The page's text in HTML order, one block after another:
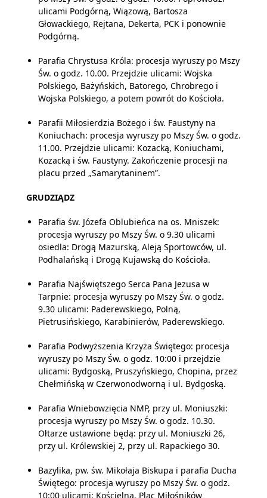
ulicami Podgórną, Wiązową, Bartosza
Głowackiego, Rejtana, Dekerta, PCK i ponownie
Podgórną.
Parafia Chrystusa Króla: procesja wyruszy po Mszy
Św. o godz. 10.00. Przejdzie ulicami: Wojska
Polskiego, Bażyńskich, Batorego, Chrobrego i
Wojska Polskiego, a potem powrót do Kościoła.
Parafii Miłosierdzia Bożego i św. Faustyny na
Koniuchach: procesja wyruszy po Mszy Św. o godz.
11.00. Przejdzie ulicami: Kozacką, Koniuchami,
Kozacką i św. Faustyny. Zakończenie procesji na
placu przed „Samarytaninem”.
GRUDZIĄDZ
Parafia św. Józefa Oblubieńca na os. Mniszek:
procesja wyruszy po Mszy Św. o 9.30 ulicami
osiedla: Drogą Mazurską, Aleją Sportowców, ul.
Podhalańską i Drogą Kujawską do Kościoła.
Parafia Najświętszego Serca Pana Jezusa w
Tarpnie: procesja wyruszy po Mszy Św. o godz.
9.30 ulicami: Paderewskiego, Polną,
Pietrusińskiego, Karabinierów, Paderewskiego.
Parafia Podwyższenia Krzyża Świętego: procesja
wyruszy po Mszy Św. o godz. 10:00 i przejdzie
ulicami: Bydgoską, Pruszyńskiego, Chopina, przez
Chełmińską w Czerwonodworną i ul. Bydgoską.
Parafia Wniebowzięcia NMP, przy ul. Moniuszki:
procesja wyruszy po Mszy Św. o godz. 10.30.
Ołtarze ustawione będą: przy ul. Moniuszki 26,
przy ul. Królewskiej 2, przy ul. Rapackiego 30.
Bazylika, pw. św. Mikołaja Biskupa i parafia Ducha
Świętego: procesja wyruszy po Mszy Św. o godz.
10:00 ulicami: Kościelna, Plac Miłośników